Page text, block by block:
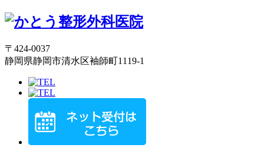
〒424-0037
静岡県静岡市清水区袖師町1119-1